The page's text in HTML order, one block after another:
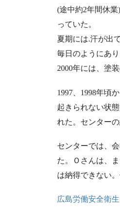
(途中約2年間休
っていた。
夏期には.汗が出
毎日のようにあ
2000年には、塗
1997、1998年頃
起きられない状
れた。センター
センターでは、
た。Ｏさんは、
は納得できない
広島労働安全衛